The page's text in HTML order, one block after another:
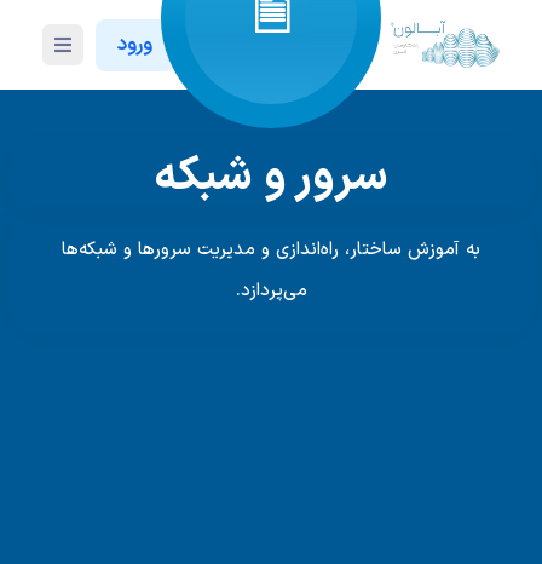
ورود
سرور و شبکه
به آموزش ساختار، راه‌اندازی و مدیریت سرورها و شبکه‌ها
می‌پردازد.